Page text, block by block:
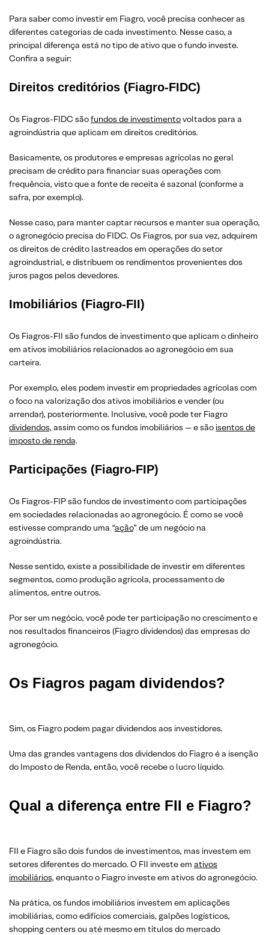
Para saber como investir em Fiagro, você precisa conhecer as
diferentes categorias de cada investimento. Nesse caso, a
principal diferença está no tipo de ativo que o fundo investe.
Confira a seguir:
Direitos creditórios (Fiagro-FIDC)
Os Fiagros-FIDC sãofundos de investimentovoltados para a
agroindústria que aplicam em direitos creditórios.
Basicamente, os produtores e empresas agrícolas no geral
precisam de crédito para financiar suas operações com
frequência, visto que a fonte de receita é sazonal (conforme a
safra, por exemplo).
Nesse caso, para manter captar recursos e manter sua operação,
o agronegócio precisa do FIDC. Os Fiagros, por sua vez, adquirem
os direitos de crédito lastreados em operações do setor
agroindustrial, e distribuem os rendimentos provenientes dos
juros pagos pelos devedores.
Imobiliários (Fiagro-FII)
Os Fiagros-FII são fundos de investimento que aplicam o dinheiro
em ativos imobiliários relacionados ao agronegócio em sua
carteira.
Por exemplo, eles podem investir em propriedades agrícolas com
o foco na valorização dos ativos imobiliários e vender (ou
arrendar), posteriormente. Inclusive, você pode ter Fiagro
dividendos, assim como os fundos imobiliários — e são isentos de
imposto de renda.
Participações (Fiagro-FIP)
Os Fiagros-FIP são fundos de investimento com participações
em sociedades relacionadas ao agronegócio. É como se você
estivesse comprando uma “ação” de um negócio na
agroindústria.
Nesse sentido, existe a possibilidade de investir em diferentes
segmentos, como produção agrícola, processamento de
alimentos, entre outros.
Por ser um negócio, você pode ter participação no crescimento e
nos resultados financeiros (Fiagro dividendos) das empresas do
agronegócio.
Os Fiagros pagam dividendos?
Sim, os Fiagro podem pagar dividendos aos investidores.
Uma das grandes vantagens dos dividendos do Fiagro é a isenção
do Imposto de Renda, então, você recebe o lucro líquido.
Qual a diferença entre FII e Fiagro?
FII e Fiagro são dois fundos de investimentos, mas investem em
setores diferentes do mercado. O FII investe em ativos
imobiliários, enquanto o Fiagro investe em ativos do agronegócio.
Na prática, os fundos imobiliários investem em aplicações
imobiliárias, como edifícios comerciais, galpões logísticos,
shopping centers ou até mesmo em títulos do mercado